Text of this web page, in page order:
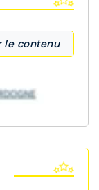
le contenu